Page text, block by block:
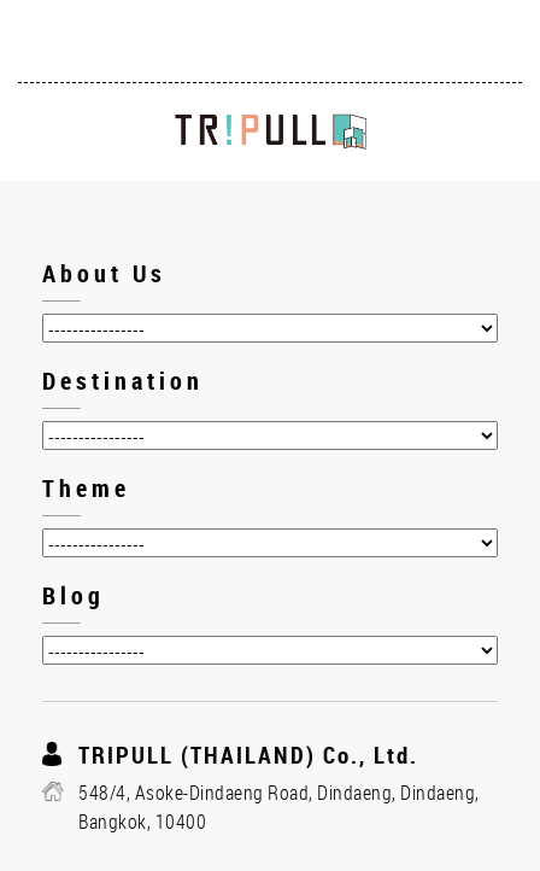
About Us
Destination
Theme
Blog
TRIPULL (THAILAND) Co., Ltd.
548/4, Asoke-Dindaeng Road, Dindaeng, Dindaeng,
Bangkok, 10400